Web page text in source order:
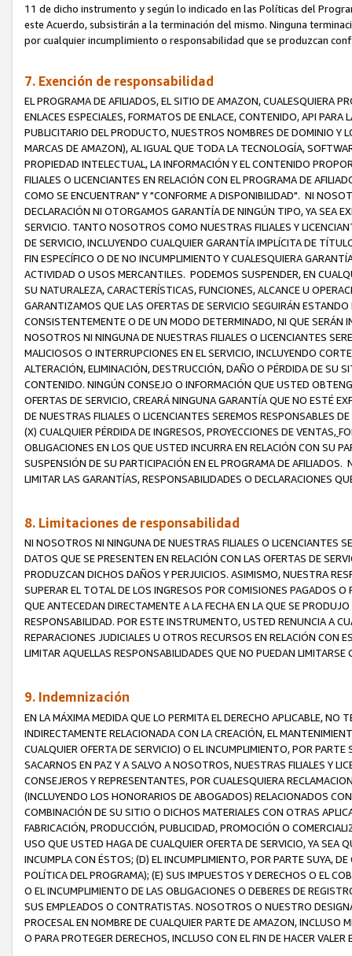
11 de dicho instrumento y según lo indicado en las Políticas del
este Acuerdo, subsistirán a la terminación del mismo. Ninguna
por cualquier incumplimiento o responsabilidad que se produzcan
7. Exención de responsabilidad
EL PROGRAMA DE AFILIADOS, EL SITIO DE AMAZON, CUALESQUIERA
ENLACES ESPECIALES, FORMATOS DE ENLACE, CONTENIDO, API
PUBLICITARIO DEL PRODUCTO, NUESTROS NOMBRES DE DOMINIO Y
MARCAS DE AMAZON), AL IGUAL QUE TODA LA TECNOLOGÍA,
PROPIEDAD INTELECTUAL, LA INFORMACIÓN Y EL CONTENIDO
FILIALES O LICENCIANTES EN RELACIÓN CON EL PROGRAMA DE
COMO SE ENCUENTRAN" Y "CONFORME A DISPONIBILIDAD". NI
DECLARACIÓN NI OTORGAMOS GARANTÍA DE NINGÚN TIPO, YA SEA
SERVICIO. TANTO NOSOTROS COMO NUESTRAS FILIALES Y
DE SERVICIO, INCLUYENDO CUALQUIER GARANTÍA IMPLÍCITA DE
FIN ESPECÍFICO O DE NO INCUMPLIMIENTO Y CUALESQUIERA
ACTIVIDAD O USOS MERCANTILES. PODEMOS SUSPENDER, EN
SU NATURALEZA, CARACTERÍSTICAS, FUNCIONES, ALCANCE U
GARANTIZAMOS QUE LAS OFERTAS DE SERVICIO SEGUIRÁN
CONSISTENTEMENTE O DE UN MODO DETERMINADO, NI QUE SERÁN
NOSOTROS NI NINGUNA DE NUESTRAS FILIALES O LICENCIANTES
MALICIOSOS O INTERRUPCIONES EN EL SERVICIO, INCLUYENDO
ALTERACIÓN, ELIMINACIÓN, DESTRUCCIÓN, DAÑO O PÉRDIDA DE SU
CONTENIDO. NINGÚN CONSEJO O INFORMACIÓN QUE USTED
OFERTAS DE SERVICIO, CREARÁ NINGUNA GARANTÍA QUE NO ESTÉ
DE NUESTRAS FILIALES O LICENCIANTES SEREMOS RESPONSABLES
(X) CUALQUIER PÉRDIDA DE INGRESOS, PROYECCIONES DE VENTAS,
OBLIGACIONES EN LOS QUE USTED INCURRA EN RELACIÓN CON SU
SUSPENSIÓN DE SU PARTICIPACIÓN EN EL PROGRAMA DE
LIMITAR LAS GARANTÍAS, RESPONSABILIDADES O DECLARACIONES
8. Limitaciones de responsabilidad
NI NOSOTROS NI NINGUNA DE NUESTRAS FILIALES O LICENCIANTES
DATOS QUE SE PRESENTEN EN RELACIÓN CON LAS OFERTAS DE
PRODUZCAN DICHOS DAÑOS Y PERJUICIOS. ASIMISMO, NUESTRA
SUPERAR EL TOTAL DE LOS INGRESOS POR COMISIONES PAGADOS
QUE ANTECEDAN DIRECTAMENTE A LA FECHA EN LA QUE SE
RESPONSABILIDAD. POR ESTE INSTRUMENTO, USTED RENUNCIA A
REPARACIONES JUDICIALES U OTROS RECURSOS EN RELACIÓN CON
LIMITAR AQUELLAS RESPONSABILIDADES QUE NO PUEDAN LIMITARSE
9. Indemnización
EN LA MÁXIMA MEDIDA QUE LO PERMITA EL DERECHO APLICABLE,
INDIRECTAMENTE RELACIONADA CON LA CREACIÓN, EL
CUALQUIER OFERTA DE SERVICIO) O EL INCUMPLIMIENTO, POR
SACARNOS EN PAZ Y A SALVO A NOSOTROS, NUESTRAS FILIALES Y
CONSEJEROS Y REPRESENTANTES, POR CUALESQUIERA
(INCLUYENDO LOS HONORARIOS DE ABOGADOS) RELACIONADOS
COMBINACIÓN DE SU SITIO O DICHOS MATERIALES CON OTRAS
FABRICACIÓN, PRODUCCIÓN, PUBLICIDAD, PROMOCIÓN O
USO QUE USTED HAGA DE CUALQUIER OFERTA DE SERVICIO, YA SEA
INCUMPLA CON ÉSTOS; (D) EL INCUMPLIMIENTO, POR PARTE SUYA,
POLÍTICA DEL PROGRAMA); (E) SUS IMPUESTOS Y DERECHOS O EL
O EL INCUMPLIMIENTO DE LAS OBLIGACIONES O DEBERES DE
SUS EMPLEADOS O CONTRATISTAS. NOSOTROS O NUESTRO
PROCESAL EN NOMBRE DE CUALQUIER PARTE DE AMAZON, INCLUSO
O PARA PROTEGER DERECHOS, INCLUSO CON EL FIN DE HACER VALER